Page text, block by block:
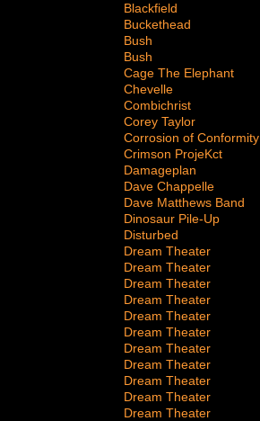
Blackfield
Buckethead
Bush
Bush
Cage The Elephant
Chevelle
Combichrist
Corey Taylor
Corrosion of Conformity
Crimson ProjeKct
Damageplan
Dave Chappelle
Dave Matthews Band
Dinosaur Pile-Up
Disturbed
Dream Theater
Dream Theater
Dream Theater
Dream Theater
Dream Theater
Dream Theater
Dream Theater
Dream Theater
Dream Theater
Dream Theater
Dream Theater